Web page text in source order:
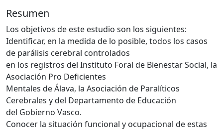
Resumen
Los objetivos de este estudio son los siguientes:
Identificar, en la medida de lo posible, todos los casos
de parálisis cerebral controlados
en los registros del Instituto Foral de Bienestar Social, la
Asociación Pro Deficientes
Mentales de Álava, la Asociación de Paralíticos
Cerebrales y del Departamento de Educación
del Gobierno Vasco.
Conocer la situación funcional y ocupacional de estas